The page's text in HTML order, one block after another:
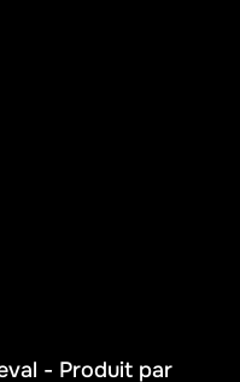
- Produit par